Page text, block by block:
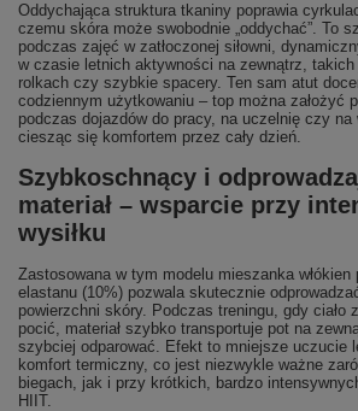
Oddychająca struktura tkaniny poprawia
czemu skóra może swobodnie „oddychać”. To
podczas zajęć w zatłoczonej siłowni,
w czasie letnich aktywności na zewnątrz,
rolkach czy szybkie spacery. Ten sam atut
codziennym użytkowaniu – top można założyć
podczas dojazdów do pracy, na uczelnię czy na
ciesząc się komfortem przez cały dzień.
Szybkoschnący i
materiał – wsparcie przy
wysiłku
Zastosowana w tym modelu mieszanka włókien
elastanu (10%) pozwala skutecznie
powierzchni skóry. Podczas treningu, gdy ciało
pocić, materiał szybko transportuje pot na
szybciej odparować. Efekt to mniejsze uczucie
komfort termiczny, co jest niezwykle ważne
biegach, jak i przy krótkich, bardzo
HIIT.